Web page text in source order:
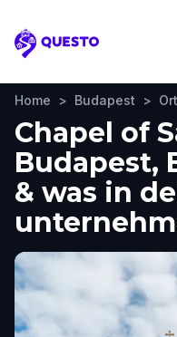
Questo
Home > Budapest >
Chapel of
Budapest,
& was in